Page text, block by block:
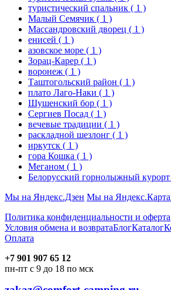
туристический спальник ( 1 )
Малый Семячик ( 1 )
Массандровский дворец ( 1 )
енисей ( 1 )
азовское море ( 1 )
Зорац-Карер ( 1 )
воронеж ( 1 )
Таштогольский район ( 1 )
плато Лаго-Наки ( 1 )
Шушенский бор ( 1 )
Сергиев Посад ( 1 )
вечевые традиции ( 1 )
раскладной шезлонг ( 1 )
иркутск ( 1 )
гора Кошка ( 1 )
Меганом ( 1 )
Белорусский горнолыжный курорт
Мы на Яндекс.Дзен Мы на
Политика конфиденциальности и оферта
Условия обмена и возвратаБлогКаталог
Оплата
+7 901 907 65 12
пн-пт с 9 до 18 по мск